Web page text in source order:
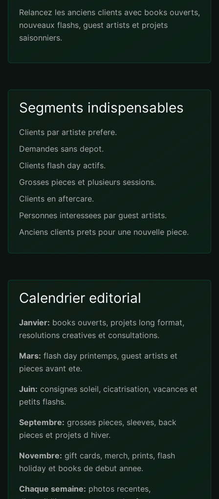
Relancez les anciens clients avec books ouverts,
nouveaux flashs, guest artists et projets
saisonniers.
Segments indispensables
Clients par artiste prefere.
Demandes sans depot.
Clients flash day actifs.
Grosses pieces et plusieurs sessions.
Clients en aftercare.
Personnes interessees par guest artists.
Anciens clients prets pour une nouvelle piece.
Calendrier editorial
Janvier: books ouverts, projets long format,
resolutions creatives et consultations.
Mars: flash day printemps, guest artists et
pieces avant ete.
Juin: consignes soleil, cicatrisation, vacances et
petits flashs.
Septembre: grosses pieces, sleeves, back
pieces et projets d hiver.
Novembre: gift cards, merch, prints, flash
holiday et books de debut annee.
Chaque semaine: photos recentes,